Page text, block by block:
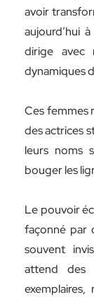
avoir
aujourd’hui
dirige avec
dynamiques
Ces femmes
des actrices
leurs noms
bouger les
Le pouvoir
façonné par
souvent
attend des
exemplaires,